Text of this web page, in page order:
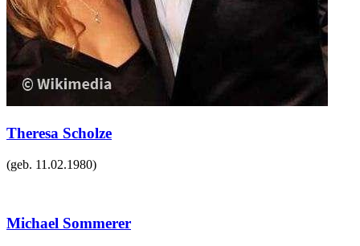
Theresa Scholze
(geb. 11.02.1980)
Michael Sommerer